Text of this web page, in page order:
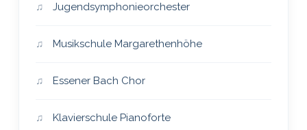
Jugendsymphonieorchester
Musikschule Margarethenhöhe
Essener Bach Chor
Klavierschule Pianoforte